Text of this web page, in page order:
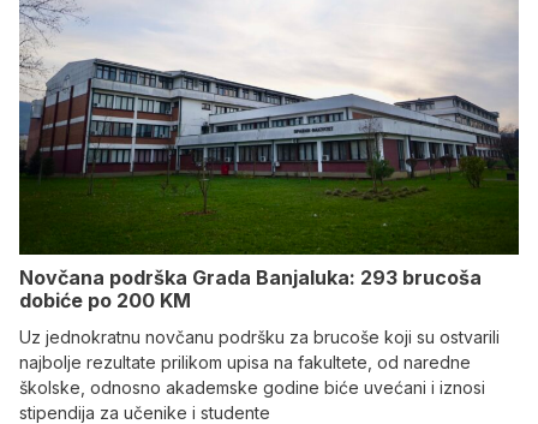
Novčana podrška Grada Banjaluka: 293 brucoša
dobiće po 200 KM
Uz jednokratnu novčanu podršku za brucoše koji su ostvarili
najbolje rezultate prilikom upisa na fakultete, od naredne
školske, odnosno akademske godine biće uvećani i iznosi
stipendija za učenike i studente